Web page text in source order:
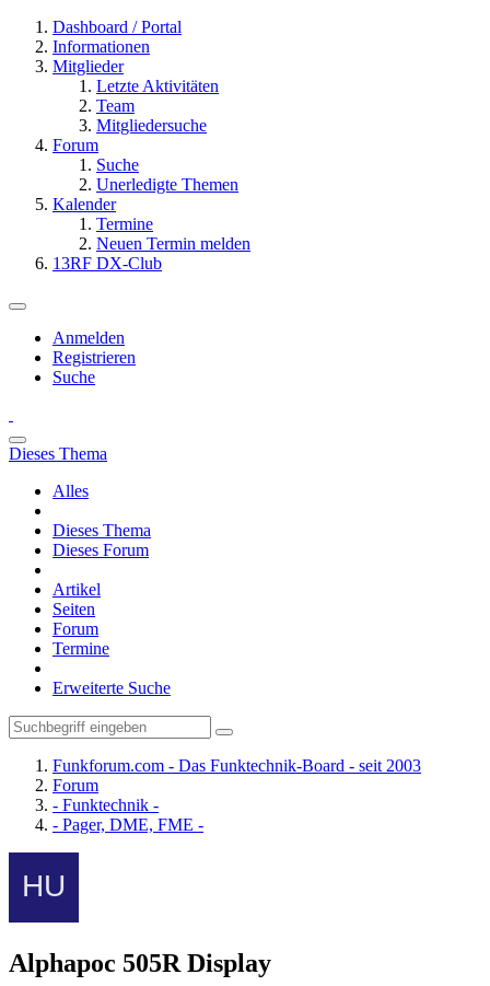
Dashboard / Portal
Informationen
Mitglieder
Letzte Aktivitäten
Team
Mitgliedersuche
Forum
Suche
Unerledigte Themen
Kalender
Termine
Neuen Termin melden
13RF DX-Club
Anmelden
Registrieren
Suche
Dieses Thema
Alles
Dieses Thema
Dieses Forum
Artikel
Seiten
Forum
Termine
Erweiterte Suche
Funkforum.com - Das Funktechnik-Board - seit 2003
Forum
- Funktechnik -
- Pager, DME, FME -
Alphapoc 505R Display